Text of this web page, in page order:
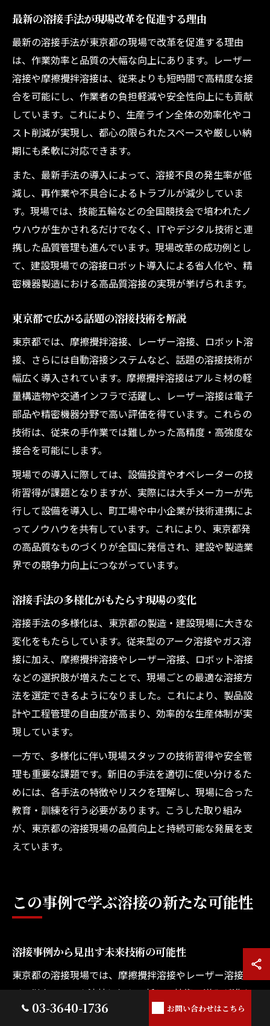
最新の溶接手法が現場改革を促進する理由
最新の溶接手法が東京都の現場で改革を促進する理由
は、作業効率と品質の大幅な向上にあります。レーザー
溶接や摩擦攪拌溶接は、従来よりも短時間で高精度な接
合を可能にし、作業者の負担軽減や安全性向上にも貢献
しています。これにより、生産ライン全体の効率化やコ
スト削減が実現し、都心の限られたスペースや厳しい納
期にも柔軟に対応できます。
また、最新手法の導入によって、溶接不良の発生率が低
減し、再作業や不具合によるトラブルが減少していま
す。現場では、技能五輪などの全国競技会で培われたノ
ウハウが生かされるだけでなく、ITやデジタル技術と連
携した品質管理も進んでいます。現場改革の成功例とし
て、建設現場での溶接ロボット導入による省人化や、精
密機器製造における高品質溶接の実現が挙げられます。
東京都で広がる話題の溶接技術を解説
東京都では、摩擦攪拌溶接、レーザー溶接、ロボット溶
接、さらには自動溶接システムなど、話題の溶接技術が
幅広く導入されています。摩擦攪拌溶接はアルミ材の軽
量構造物や交通インフラで活躍し、レーザー溶接は電子
部品や精密機器分野で高い評価を得ています。これらの
技術は、従来の手作業では難しかった高精度・高強度な
接合を可能にします。
現場での導入に際しては、設備投資やオペレーターの技
術習得が課題となりますが、実際には大手メーカーが先
行して設備を導入し、町工場や中小企業が技術連携によ
ってノウハウを共有しています。これにより、東京都発
の高品質なものづくりが全国に発信され、建設や製造業
界での競争力向上につながっています。
溶接手法の多様化がもたらす現場の変化
溶接手法の多様化は、東京都の製造・建設現場に大きな
変化をもたらしています。従来型のアーク溶接やガス溶
接に加え、摩擦攪拌溶接やレーザー溶接、ロボット溶接
などの選択肢が増えたことで、現場ごとの最適な溶接方
法を選定できるようになりました。これにより、製品設
計や工程管理の自由度が高まり、効率的な生産体制が実
現しています。
一方で、多様化に伴い現場スタッフの技術習得や安全管
理も重要な課題です。新旧の手法を適切に使い分けるた
めには、各手法の特徴やリスクを理解し、現場に合った
教育・訓練を行う必要があります。こうした取り組み
が、東京都の溶接現場の品質向上と持続可能な発展を支
えています。
この事例で学ぶ溶接の新たな可能性
溶接事例から見出す未来技術の可能性
東京都の溶接現場では、摩擦攪拌溶接やレーザー溶接な
ど、従来のアーク溶接に加えて新しい技術の導入が進ん
でいます。これらの事例は、軽量素材や異種金属の接合
03-3640-1736 お問い合わせはこちら